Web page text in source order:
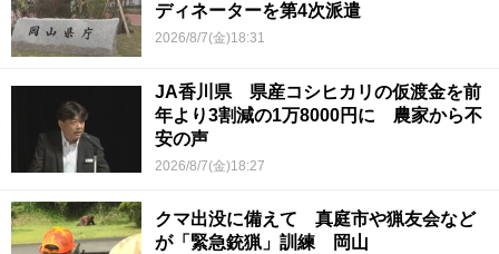
ディネーターを第4次派遣
2026/8/7(金)18:31
JA香川県 県産コシヒカリの仮渡金を前
年より3割減の1万8000円に 農家から不
安の声
2026/8/7(金)18:27
クマ出没に備えて 真庭市や猟友会など
が「緊急銃猟」訓練 岡山